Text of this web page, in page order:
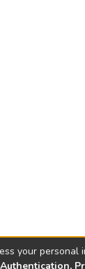
your personal
Authentication,